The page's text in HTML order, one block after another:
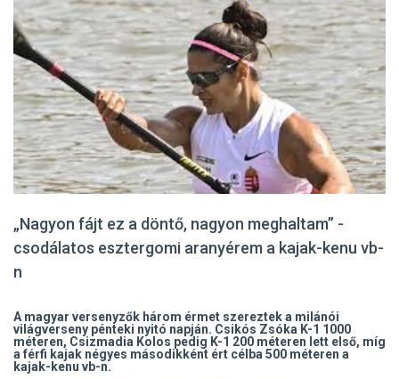
„Nagyon fájt ez a döntő, nagyon meghaltam” -
csodálatos esztergomi aranyérem a kajak-kenu vb-
n
A magyar versenyzők három érmet szereztek a milánói
világverseny pénteki nyitó napján. Csikós Zsóka K-1 1000
méteren, Csizmadia Kolos pedig K-1 200 méteren lett első, míg
a férfi kajak négyes másodikként ért célba 500 méteren a
kajak-kenu vb-n.